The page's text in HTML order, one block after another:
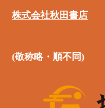
株式会社秋田書店
(敬称略・順不同)